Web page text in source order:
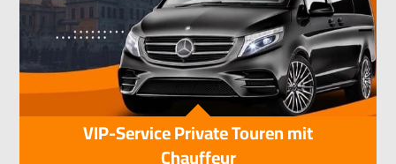
VIP-Service Private Touren mit